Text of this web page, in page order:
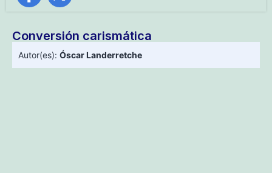
Conversión carismática
Autor(es): Óscar Landerretche